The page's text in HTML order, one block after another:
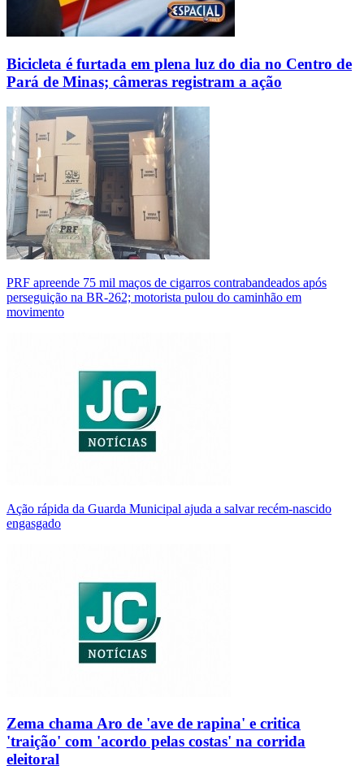
Bicicleta é furtada em plena luz do dia no Centro de
Pará de Minas; câmeras registram a ação
PRF apreende 75 mil maços de cigarros contrabandeados após
perseguição na BR-262; motorista pulou do caminhão em
movimento
Ação rápida da Guarda Municipal ajuda a salvar recém-nascido
engasgado
Zema chama Aro de 'ave de rapina' e critica
'traição' com 'acordo pelas costas' na corrida
eleitoral